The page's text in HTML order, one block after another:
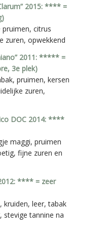
2015: **** =
pruimen, citrus
zuren, opwekkend
2011: ***** =
3e plek)
pruimen, kersen
zuren,
DOC 2014: ****
maggi, pruimen
fijne zuren en
**** = zeer
kruiden, leer, tabak
stevige tannine na